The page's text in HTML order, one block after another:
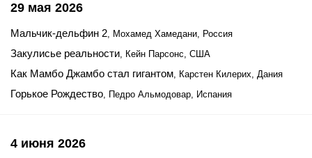
29 мая 2026
Мальчик-дельфин 2, Мохамед Хамедани, Россия
Закулисье реальности, Кейн Парсонс, США
Как Мамбо Джамбо стал гигантом, Карстен Килерих, Дания
Горькое Рождество, Педро Альмодовар, Испания
4 июня 2026